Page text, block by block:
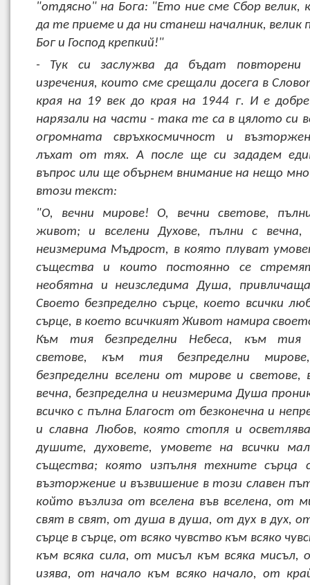
"отдясно" на Бога: "Ето ние сме Сбор
да те приеме и да ни станеш началник, велик
Бог и Господ крепкий!"
- Тук си заслужва да бъдат повторени
изречения, които сме срещали досега в
края на 19 век до края на 1944 г. И е
нарязали на части - така те са в цялото си
огромната свръхкосмичност и
лъхат от тях. А после ще си зададем
въпрос или ще обърнем внимание на нещо
втози текст:
"О, вечни мирове! О, вечни светове,
живот; и вселени Духове, пълни с вечна,
неизмерима Мъдрост, в която плуват
същества и които постоянно се
необятна и неизследима Душа,
Своето безпределно сърце, което всички
сърце, в което всичкият Живот намира
Към тия безпределни Небеса, към тия
светове, към тия безпределни
безпределни вселени от мирове и
вечна, безпределна и неизмерима Душа
всичко с пълна Благост от безконечна и
и славна Любов, която стопля и
душите, духовете, умовете на всички
същества; която изпълня техните сърца
възторжение и възвишение в този славен
който възлиза от вселена във вселена, от
свят в свят, от душа в душа, от дух в дух,
сърце в сърце, от всяко чувство към всяко
към всяка сила, от мисъл към всяка мисъл,
изява, от начало към всяко начало, от